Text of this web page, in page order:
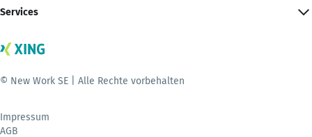
Services
© New Work SE | Alle Rechte vorbehalten
Impressum
AGB